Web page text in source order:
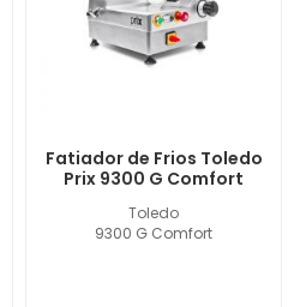
Toledo
9300 G Comfort
Fatiador de Frios Toledo
Prix 9300 G Comfort